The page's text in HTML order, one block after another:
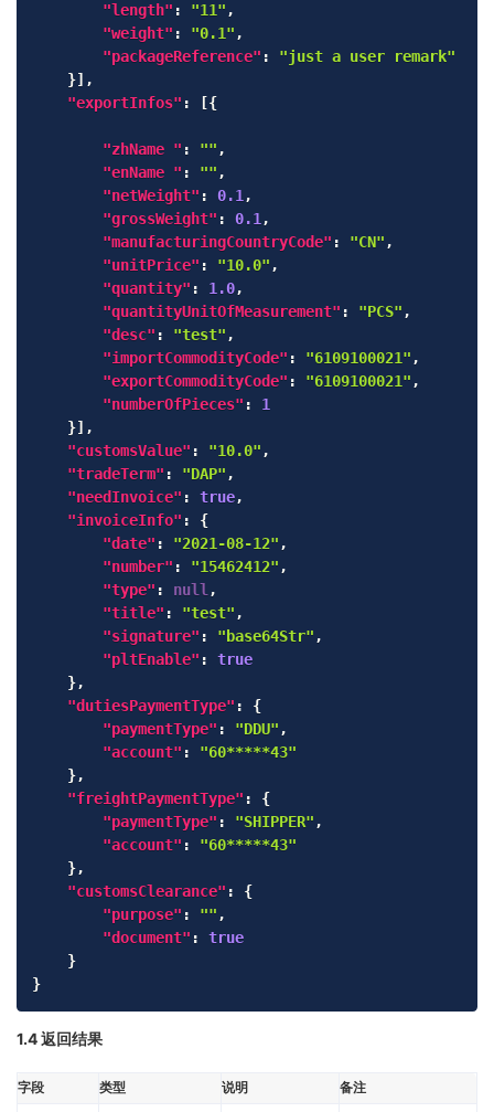
"length" : "11" ,
"weight" : "0.1" ,
"packageReference" :
"just a user remark"
}] ,
"exportInfos" : [{
"zhName " : "" ,
"enName " : "" ,
"netWeight" : 0.1 ,
"grossWeight" : 0.1 ,
"manufacturingCountryCode" : "CN" ,
"unitPrice" : "10.0" ,
"quantity" : 1.0,
"quantityUnitOfMeasurement" : "PCS" ,
"desc" : "test" ,
"importCommodityCode" : "6109100021" ,
"exportCommodityCode" : "6109100021" ,
"numberOfPieces" :
1
}] ,
"customsValue" : "10.0" ,
"tradeTerm" : "DAP" ,
"needInvoice" : true,
"invoiceInfo" :
{
"date" : "2021-08-12" ,
"number" : "15462412" ,
"type" : null ,
"title" : "test" ,
"signature" : "base64Str" ,
"pltEnable" :
true
},
"dutiesPaymentType" :
{
"paymentType" : "DDU" ,
"account" :
"60*****43"
},
"freightPaymentType" :
{
"paymentType" : "SHIPPER" ,
"account" :
"60*****43"
},
"customsClearance" :
{
"purpose" : "" ,
"document" :
true
}
}
1.4 返回结果
字段 类型 说明
备注